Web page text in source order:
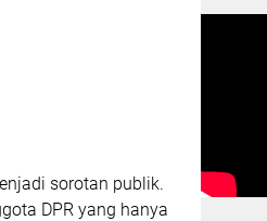
sorotan publik.
DPR yang hanya